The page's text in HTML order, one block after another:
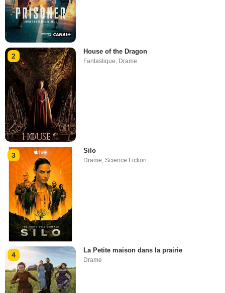
2
House of the Dragon
Fantastique, Drame
3
Silo
Drame,Science Fiction
4
La Petite maison dans la prairie
Drame